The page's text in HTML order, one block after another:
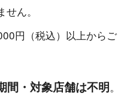
ん。
円（税込）以上からご
間・対象店舗は不明。